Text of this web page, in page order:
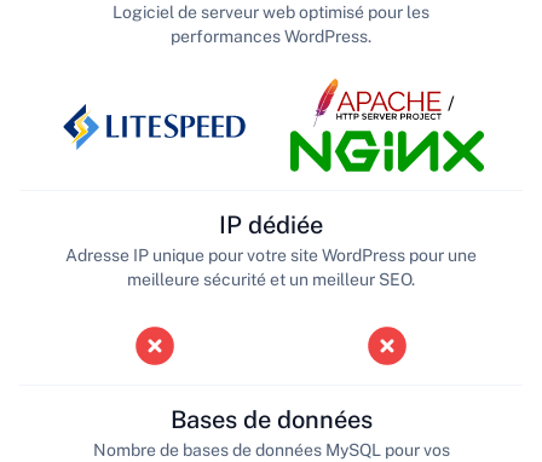
Logiciel de serveur web optimisé pour les
performances WordPress.
/
IP dédiée
Adresse IP unique pour votre site WordPress pour une
meilleure sécurité et un meilleur SEO.
Bases de données
Nombre de bases de données MySQL pour vos